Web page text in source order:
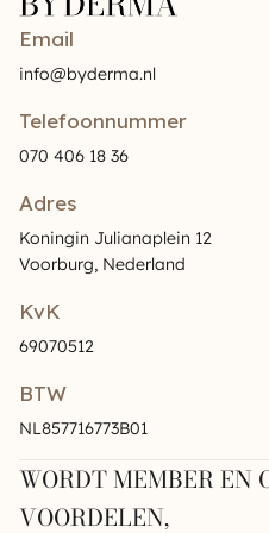
Email
info@byderma.nl
Telefoonnummer
070 406 18 36
Adres
Koningin Julianaplein 12
Voorburg, Nederland
KvK
69070512
BTW
NL857716773B01
WORDT MEMBER EN
VOORDELEN,